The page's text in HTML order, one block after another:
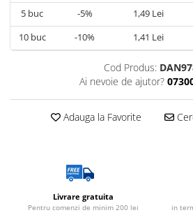
Lustre
Spoturi led pe sina
Aparataj şi accesorii
Alimentatoare/Drivere
Bară alimentare nul
electrice/Morsete/reglete
5 buc -5% 1,49 Lei
10buc -10% 1,41 Lei
Cod Produs:
Ai nevoie de ajutor?
Adauga la Favorite
Livrare gratuita
Pentru comenzi de minim 200 lei in